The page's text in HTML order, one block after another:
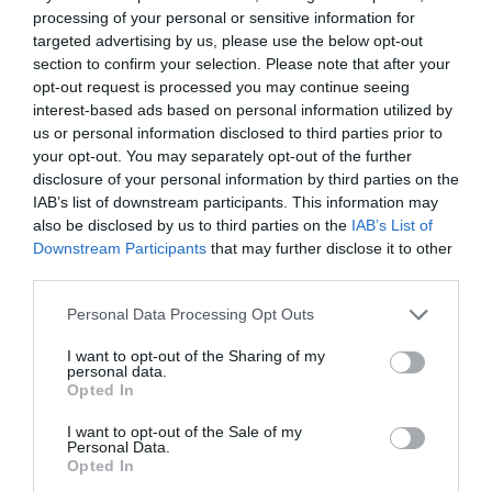
processing of your personal or sensitive information for
targeted advertising by us, please use the below opt-out
section to confirm your selection. Please note that after your
opt-out request is processed you may continue seeing
interest-based ads based on personal information utilized by
us or personal information disclosed to third parties prior to
your opt-out. You may separately opt-out of the further
disclosure of your personal information by third parties on the
IAB’s list of downstream participants. This information may
also be disclosed by us to third parties on the IAB’s List of
Downstream Participants that may further disclose it to other
Please note that this website/app uses one or more Google
not limited to your visit or usage behaviour. You may click to
grant or deny consent to Google and its third-party tags to
use your data for below specified purposes in below Google
consent section.
Personal Data Processing Opt Outs
I want to opt-out of the Sharing of my
personal data.
Opted In
I want to opt-out of the Sale of my
Personal Data.
Opted In
(ITA).
Όλοι οι αθλητές που επιστρέφουν για πρώτη
έχουν υποβληθεί σε πολλαπλούς ελέγχους
αντιντόπινγκ πριν από την επιστροφή τους,